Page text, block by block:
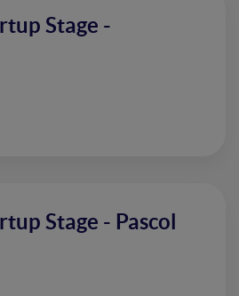
Stage -
Stage - Pascol